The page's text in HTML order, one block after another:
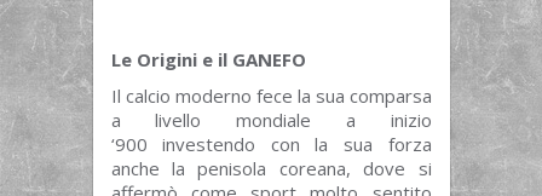
Le Origini e il GANEFO
Il calcio moderno fece la sua comparsa
a livello mondiale a inizio
‘900 investendo con la sua forza
anche la penisola coreana, dove si